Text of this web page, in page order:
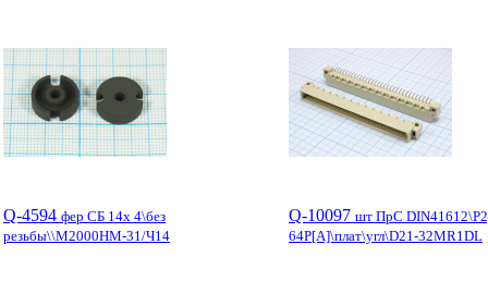
Q-4594 фер СБ 14x 4\без
резьбы\\М2000НМ-31/Ч14
Q-10097 шт ПрС
64P[A]\плат\угл\D21-32MR1DL